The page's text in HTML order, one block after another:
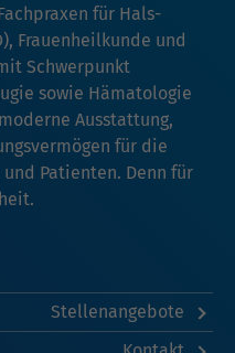
für Hals-
, Frauenheilkunde und
Schwerpunkt
sowie Hämatologie
Ausstattung,
für die
Patienten. Denn für
Stellenangebote